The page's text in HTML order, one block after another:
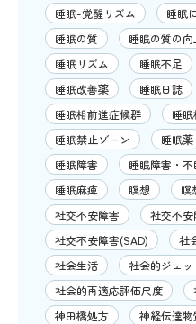
睡眠-覚醒リズム
睡眠
睡眠の質
睡眠の質の向
睡眠リズム
睡眠不足
睡眠改善薬
睡眠日誌
睡眠相前進症候群
睡
睡眠禁止ゾーン
睡眠薬
睡眠障害
睡眠障害・不
睡眠麻痺
瞑想 瞑
社交不安障害
社交不
社交不安障害(SAD)
社
社会生活
社会的ジェ
社会的再適応評価尺度
神田橋処方
神経伝達物